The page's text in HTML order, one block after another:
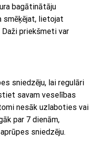
bagātinātāju
smēķējat, lietojat
priekšmeti var
sniedzēju, lai regulāri
savam veselības
nesāk uzlaboties vai
par 7 dienām,
sniedzēju.